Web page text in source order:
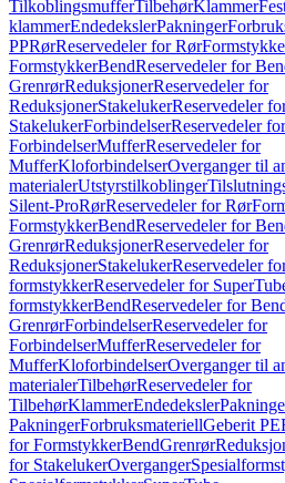
TilkoblingsmufferTilbehørKlammer
klammerEndedekslerPakninger
PPRørReservedeler for Rør
FormstykkerBendReservedeler for
GrenrørReduksjonerReservedeler for
ReduksjonerStakelukerReservedeler
StakelukerForbindelserReservedeler for
ForbindelserMufferReservedeler for
MufferKloforbindelserOverganger til
materialerUtstyrstilkoblinger
Silent-ProRørReservedeler for Rør
FormstykkerBendReservedeler for
GrenrørReduksjonerReservedeler for
ReduksjonerStakelukerReservedeler
formstykkerReservedeler for
formstykkerBendReservedeler for
GrenrørForbindelserReservedeler for
ForbindelserMufferReservedeler for
MufferKloforbindelserOverganger til
materialerTilbehørReservedeler for
TilbehørKlammerEndedeksler
PakningerForbruksmateriellGeberit PE
for FormstykkerBendGrenrør
for StakelukerOverganger